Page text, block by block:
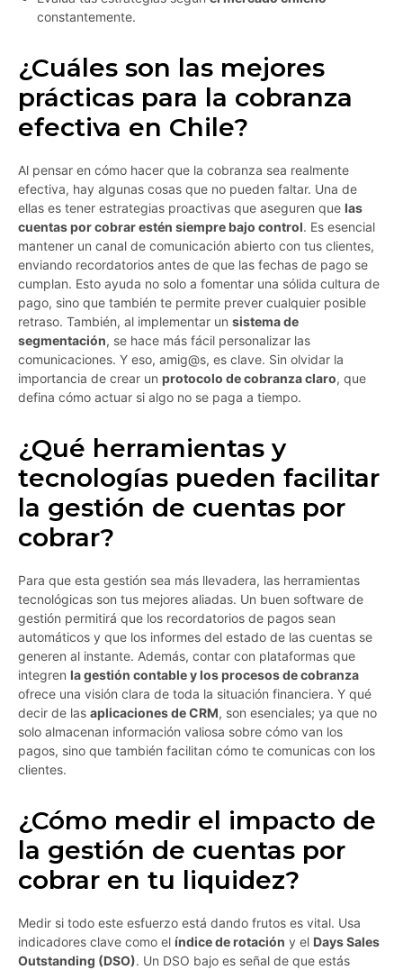
constantemente.
¿Cuáles son las mejores
prácticas para la cobranza
efectiva en Chile?
Al pensar en cómo hacer que la cobranza sea realmente
efectiva, hay algunas cosas que no pueden faltar. Una de
ellas es tener estrategias proactivas que aseguren que las
cuentas por cobrar estén siempre bajo control. Es esencial
mantener un canal de comunicación abierto con tus clientes,
enviando recordatorios antes de que las fechas de pago se
cumplan. Esto ayuda no solo a fomentar una sólida cultura de
pago, sino que también te permite prever cualquier posible
retraso. También, al implementar un sistema de
segmentación, se hace más fácil personalizar las
comunicaciones. Y eso, amig@s, es clave. Sin olvidar la
importancia de crear un protocolo de cobranza claro, que
defina cómo actuar si algo no se paga a tiempo.
¿Qué herramientas y
tecnologías pueden facilitar
la gestión de cuentas por
cobrar?
Para que esta gestión sea más llevadera, las herramientas
tecnológicas son tus mejores aliadas. Un buen software de
gestión permitirá que los recordatorios de pagos sean
automáticos y que los informes del estado de las cuentas se
generen al instante. Además, contar con plataformas que
integren la gestión contable y los procesos de cobranza
ofrece una visión clara de toda la situación financiera. Y qué
decir de las aplicaciones de CRM, son esenciales; ya que no
solo almacenan información valiosa sobre cómo van los
pagos, sino que también facilitan cómo te comunicas con los
clientes.
¿Cómo medir el impacto de
la gestión de cuentas por
cobrar en tu liquidez?
Medir si todo este esfuerzo está dando frutos es vital. Usa
indicadores clave como el índice de rotación y el Days Sales
Outstanding (DSO). Un DSO bajo es señal de que estás